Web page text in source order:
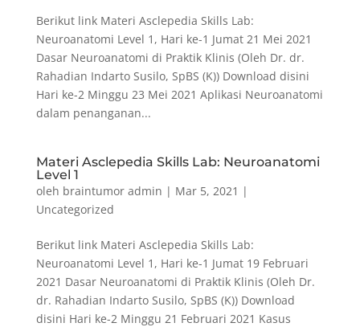
Berikut link Materi Asclepedia Skills Lab:
Neuroanatomi Level 1, Hari ke-1 Jumat 21 Mei 2021
Dasar Neuroanatomi di Praktik Klinis (Oleh Dr. dr.
Rahadian Indarto Susilo, SpBS (K)) Download disini
Hari ke-2 Minggu 23 Mei 2021 Aplikasi Neuroanatomi
dalam penanganan...
Materi Asclepedia Skills Lab: Neuroanatomi
Level 1
oleh braintumor admin | Mar 5, 2021 |
Uncategorized
Berikut link Materi Asclepedia Skills Lab:
Neuroanatomi Level 1, Hari ke-1 Jumat 19 Februari
2021 Dasar Neuroanatomi di Praktik Klinis (Oleh Dr.
dr. Rahadian Indarto Susilo, SpBS (K)) Download
disini Hari ke-2 Minggu 21 Februari 2021 Kasus